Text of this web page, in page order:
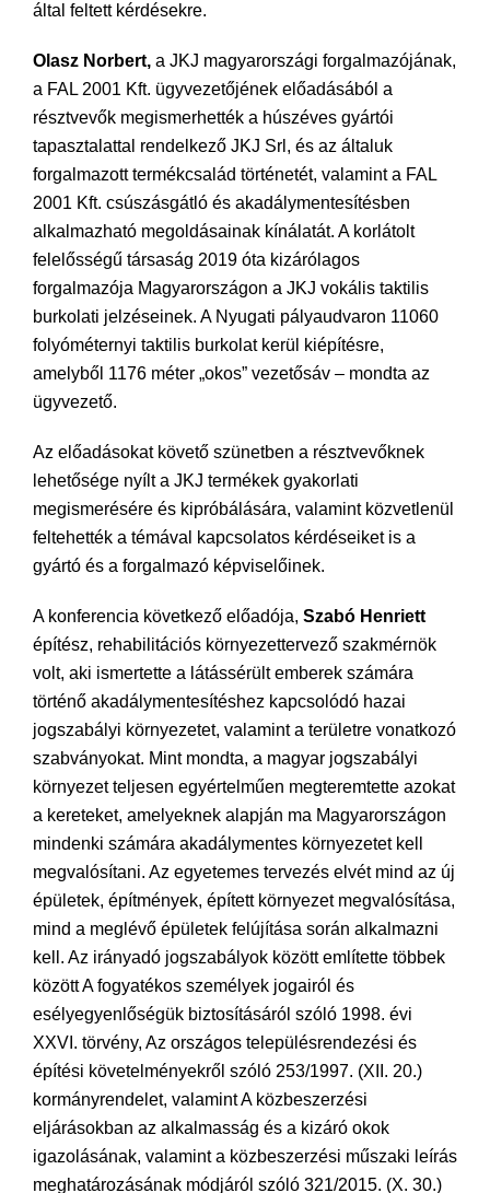
által feltett kérdésekre.
Olasz Norbert, a JKJ magyarországi forgalmazójának,
a FAL 2001 Kft. ügyvezetőjének előadásából a
résztvevők megismerhették a húszéves gyártói
tapasztalattal rendelkező JKJ Srl, és az általuk
forgalmazott termékcsalád történetét, valamint a FAL
2001 Kft. csúszásgátló és akadálymentesítésben
alkalmazható megoldásainak kínálatát. A korlátolt
felelősségű társaság 2019 óta kizárólagos
forgalmazója Magyarországon a JKJ vokális taktilis
burkolati jelzéseinek. A Nyugati pályaudvaron 11060
folyóméternyi taktilis burkolat kerül kiépítésre,
amelyből 1176 méter „okos” vezetősáv – mondta az
ügyvezető.
Az előadásokat követő szünetben a résztvevőknek
lehetősége nyílt a JKJ termékek gyakorlati
megismerésére és kipróbálására, valamint közvetlenül
feltehették a témával kapcsolatos kérdéseiket is a
gyártó és a forgalmazó képviselőinek.
A konferencia következő előadója, Szabó Henriett
építész, rehabilitációs környezettervező szakmérnök
volt, aki ismertette a látássérült emberek számára
történő akadálymentesítéshez kapcsolódó hazai
jogszabályi környezetet, valamint a területre vonatkozó
szabványokat. Mint mondta, a magyar jogszabályi
környezet teljesen egyértelműen megteremtette azokat
a kereteket, amelyeknek alapján ma Magyarországon
mindenki számára akadálymentes környezetet kell
megvalósítani. Az egyetemes tervezés elvét mind az új
épületek, építmények, épített környezet megvalósítása,
mind a meglévő épületek felújítása során alkalmazni
kell. Az irányadó jogszabályok között említette többek
között A fogyatékos személyek jogairól és
esélyegyenlőségük biztosításáról szóló 1998. évi
XXVI. törvény, Az országos településrendezési és
építési követelményekről szóló 253/1997. (XII. 20.)
kormányrendelet, valamint A közbeszerzési
eljárásokban az alkalmasság és a kizáró okok
igazolásának, valamint a közbeszerzési műszaki leírás
meghatározásának módjáról szóló 321/2015. (X. 30.)